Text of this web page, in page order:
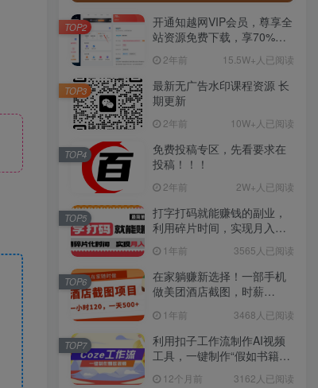
开通知越网VIP会员，尊享全
站资源免费下载，享70%的
惠】2年前 15.5W+人已阅读
TOP2
最新无广告水印课程资源 长
期更新
2年前 10W+人已阅读
TOP3
免费投稿专区，先看要求在
投稿！！！
2年前 2W+人已阅读
TOP4
打字打码就能赚钱的副业，
利用碎片时间，实现月入过
1年前 3565人已阅读
TOP5
在家躺赚新选择！一部手机
做美团酒店截图，时薪
1年前 3468人已阅读
TOP6
利用扣子工作流制作AI视频
工具，一键制作“假如书籍会
12个月前 3162人已阅读
TOP7